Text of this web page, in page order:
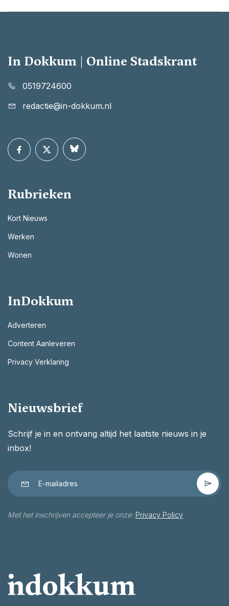
In Dokkum | Online Stadskrant
0519724600
redactie@in-dokkum.nl
Rubrieken
Kort Nieuws
Werken
Wonen
InDokkum
Adverteren
Content Aanleveren
Privacy Verklaring
Nieuwsbrief
Schrijf je in en ontvang altijd het laatste nieuws in je
inbox!
Met het inschrijven accepteer je onze: Privacy Policy